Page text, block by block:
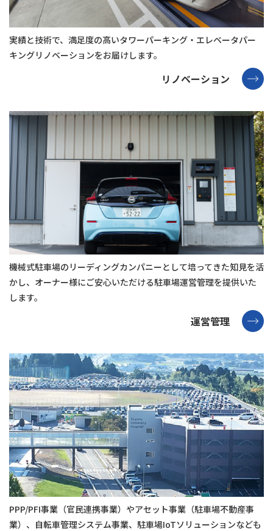
実績と技術で、満⾜度の⾼いタワーパーキング・エレベータパー
キングリノベーションをお届けします。
リノベーション
機械式駐⾞場のリーディングカンパニーとして培ってきた知⾒を活
かし、オーナー様にご安⼼いただける駐⾞場運営管理を提供いた
します。
運営管理
PPP/PFI事業（官⺠連携事業）やアセット事業（駐⾞場不動産事
業）、 ⾃転⾞管理システム事業、駐⾞場IoTソリューションなども